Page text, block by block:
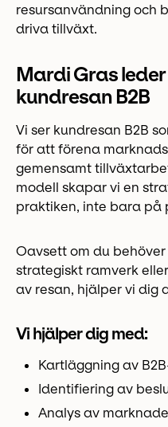
resursanvändning och
driva tillväxt.
Mardi Gras
kundresan B2B
Vi ser kundresan B2B
för att förena
gemensamt
modell skapar vi en
praktiken, inte bara på
Oavsett om du
strategiskt ramverk
av resan, hjälper vi dig
Vi hjälper dig med:
Kartläggning av
Identifiering av
Analys av